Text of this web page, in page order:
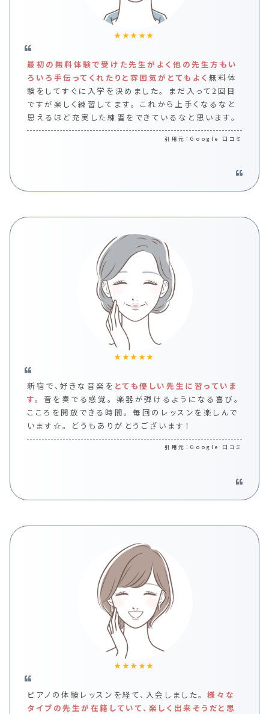
★★★★★
最初の無料体験で受けた先生がよく他の先生方もい
ろいろ手伝ってくれたりと雰囲気がとてもよく 無料体
験をしてすぐに入学を決めました。
ですが楽しく練習してます。
思えるほど充実した練習をできているなと思います。
Google 口コミ
★★★★★
新宿で、好きな音楽を とても優しい先生に習っていま
す。 音を奏でる感覚。 楽器が弾けるようになる喜び。
こころを開放できる時間。 毎回のレッスンを楽しんで
います☆。
どうもありがとうございます！
Google 口コミ
★★★★★
ピアノの体験レッスンを経て、入会しました。 様々な
タイプの先生が在籍していて、楽しく出来そうだと思